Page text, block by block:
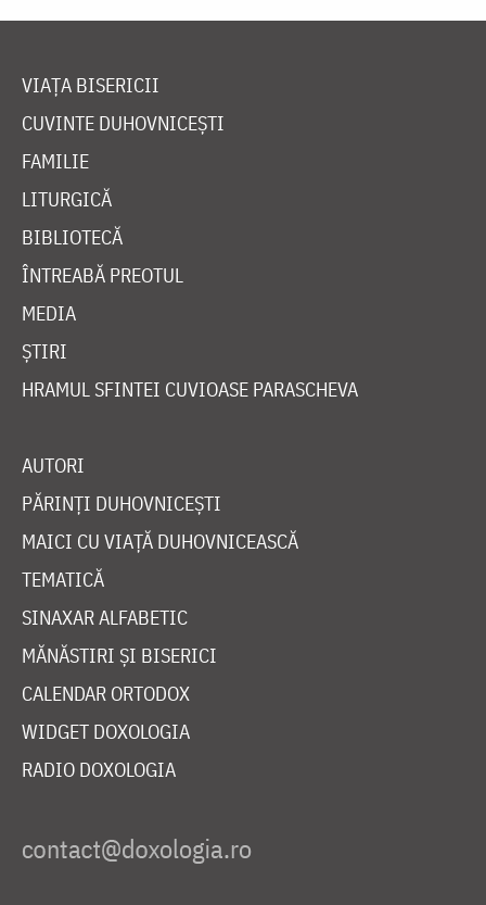
VIAȚA BISERICII
CUVINTE DUHOVNICEȘTI
FAMILIE
LITURGICĂ
BIBLIOTECĂ
ÎNTREABĂ PREOTUL
MEDIA
ȘTIRI
HRAMUL SFINTEI CUVIOASE PARASCHEVA
AUTORI
PĂRINȚI DUHOVNICEȘTI
MAICI CU VIAȚĂ DUHOVNICEASCĂ
TEMATICĂ
SINAXAR ALFABETIC
MĂNĂSTIRI ȘI BISERICI
CALENDAR ORTODOX
WIDGET DOXOLOGIA
RADIO DOXOLOGIA